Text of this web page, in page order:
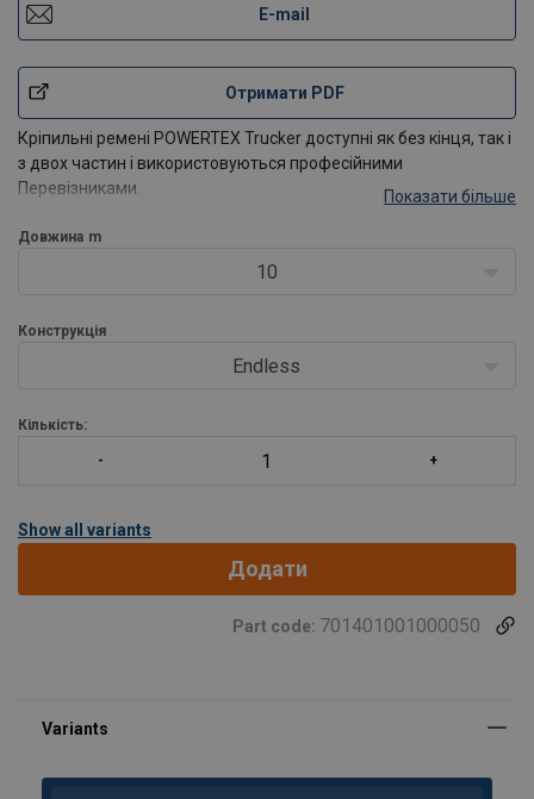
E-mail
Отримати PDF
Кріпильні ремені POWERTEX Trucker доступні як без кінця, так і
з двох частин і використовуються професійними
Перевізниками.
пряжі і сталевих храповиків і гачків
Підходить для професійних перевізників, /p>
Показати більше
Довжина m
10
Конструкція
Endless
Кількість:
Show all variants
Додати
Part code: 701401001000050